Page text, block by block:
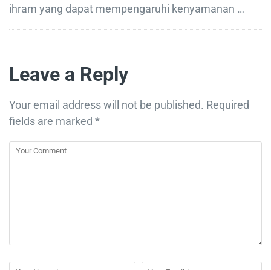
ihram yang dapat mempengaruhi kenyamanan …
Leave a Reply
Your email address will not be published. Required
fields are marked *